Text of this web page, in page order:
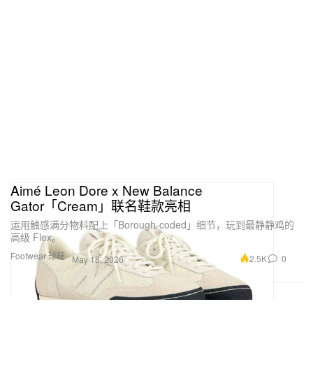
Footwear 球鞋
Aimé Leon Dore x New Balance
Gator「Cream」联名鞋款亮相
运用触感满分物料配上「Borough-coded」细节，玩到最静静鸡的
高级 Flex。
May 18, 2026 2.5K 0